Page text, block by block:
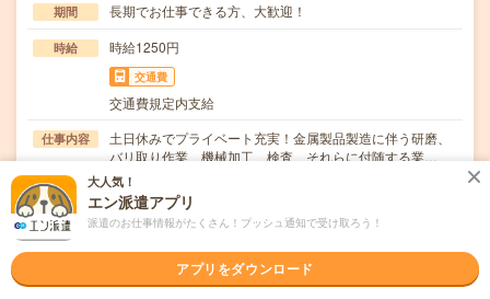
期間 長期でお仕事できる方、大歓迎！
時給 時給1250円
交通費
交通費規定内支給
仕事内容
土日休みでプライベート充実！金属製品製造に伴う研磨、
バリ取り作業、機械加工、検査、それらに付随する業…
応募資格
職種未経験OK / ブランクOK / 英語力不要
◆未経験OK！〇まずは事前登録だけでもOK！履歴書不要
で気軽にオンライン登録★氏名・職種などを入力す…
大人気！
エン派遣アプリ
派遣のお仕事情報がたくさん！プッシュ通知で受け取ろう！
アプリをダウンロード